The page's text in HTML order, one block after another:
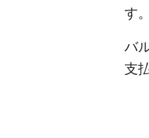
す
バ
支